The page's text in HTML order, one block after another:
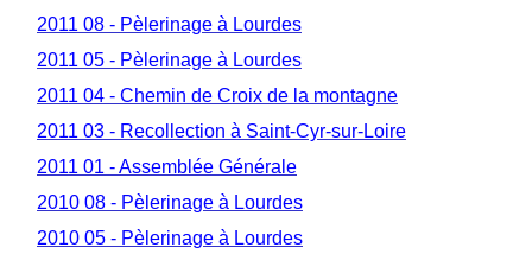
2011 08 - Pèlerinage à Lourdes
2011 05 - Pèlerinage à Lourdes
2011 04 - Chemin de Croix de la montagne
2011 03 - Recollection à Saint-Cyr-sur-Loire
2011 01 - Assemblée Générale
2010 08 - Pèlerinage à Lourdes
2010 05 - Pèlerinage à Lourdes